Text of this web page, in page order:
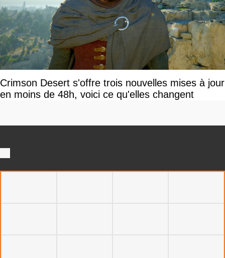
Crimson Desert s'offre trois nouvelles mises à jour
en moins de 48h, voici ce qu'elles changent